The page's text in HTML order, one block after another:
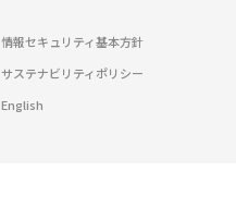
情報セキュリティ基本方針
サステナビリティポリシー
English